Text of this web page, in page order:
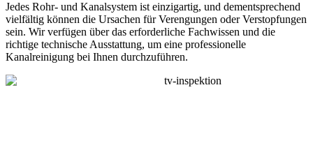
Jedes Rohr- und Kanalsystem ist einzigartig, und dementsprechend
vielfältig können die Ursachen für Verengungen oder Verstopfungen
sein. Wir verfügen über das erforderliche Fachwissen und die
richtige technische Ausstattung, um eine professionelle
Kanalreinigung bei Ihnen durchzuführen.